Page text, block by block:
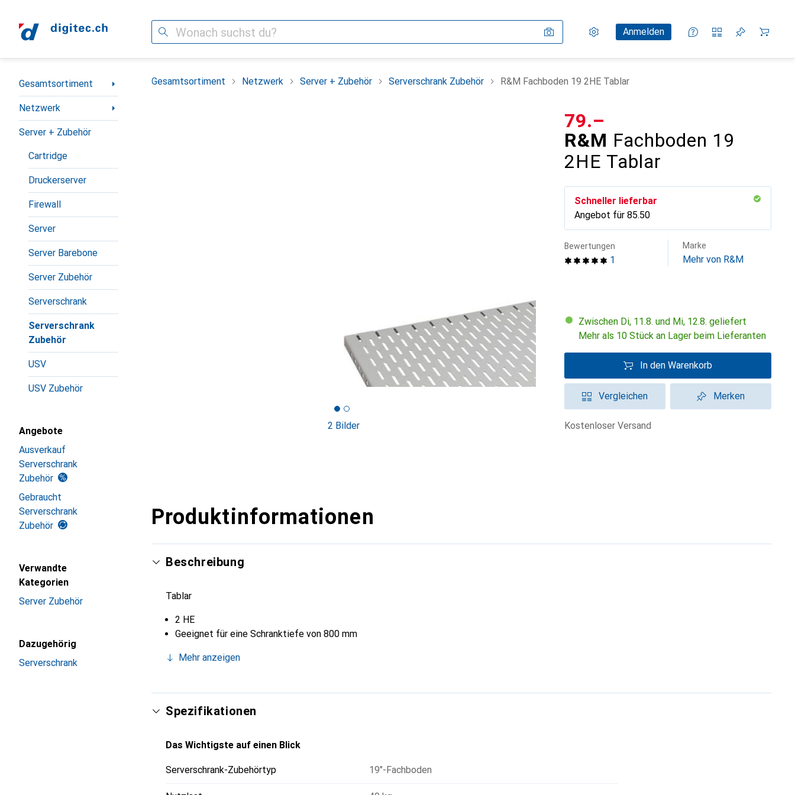
Suche Einstellungen
KundenkontoAnmelden
Vergleichslisten
Merklisten
Warenkorb
Navigation nach Kategorien
Gesamtsortiment
Netzwerk
Server + Zubehör
Cartridge
Druckerserver
Firewall
Server
Server Barebone
Server Zubehör
Serverschrank
Serverschrank
Zubehör
USV
USV Zubehör
Angebote
Ausverkauf
Serverschrank
Zubehör
Gebraucht
Serverschrank
Zubehör
Verwandte
Kategorien
Server Zubehör
Dazugehörig
Serverschrank
Gesamtsortiment Netzwerk Server + Zubehör Serverschrank Zubehör R&M Fachboden 19 2HE Tablar
2 Bilder
R&M Fachboden 19
2HE Tablar
CHF
79.–
Schneller lieferbar
Angebot für CHF
85.50
1
Bewertungen Marke
Mehr von R&M
Zwischen Di, 11.8. und Mi, 12.8. geliefert
Mehr als 10 Stück an Lager beim Lieferanten
In den Warenkorb
Vergleichen Merken
kostenloser Versand
Produktinformationen
Beschreibung
Tablar
2 HE
Geeignet für eine Schranktiefe von 800 mm
Mehr anzeigen
Spezifikationen
Das Wichtigste auf einen Blick
Serverschrank-Zubehörtyp 19"-Fachboden